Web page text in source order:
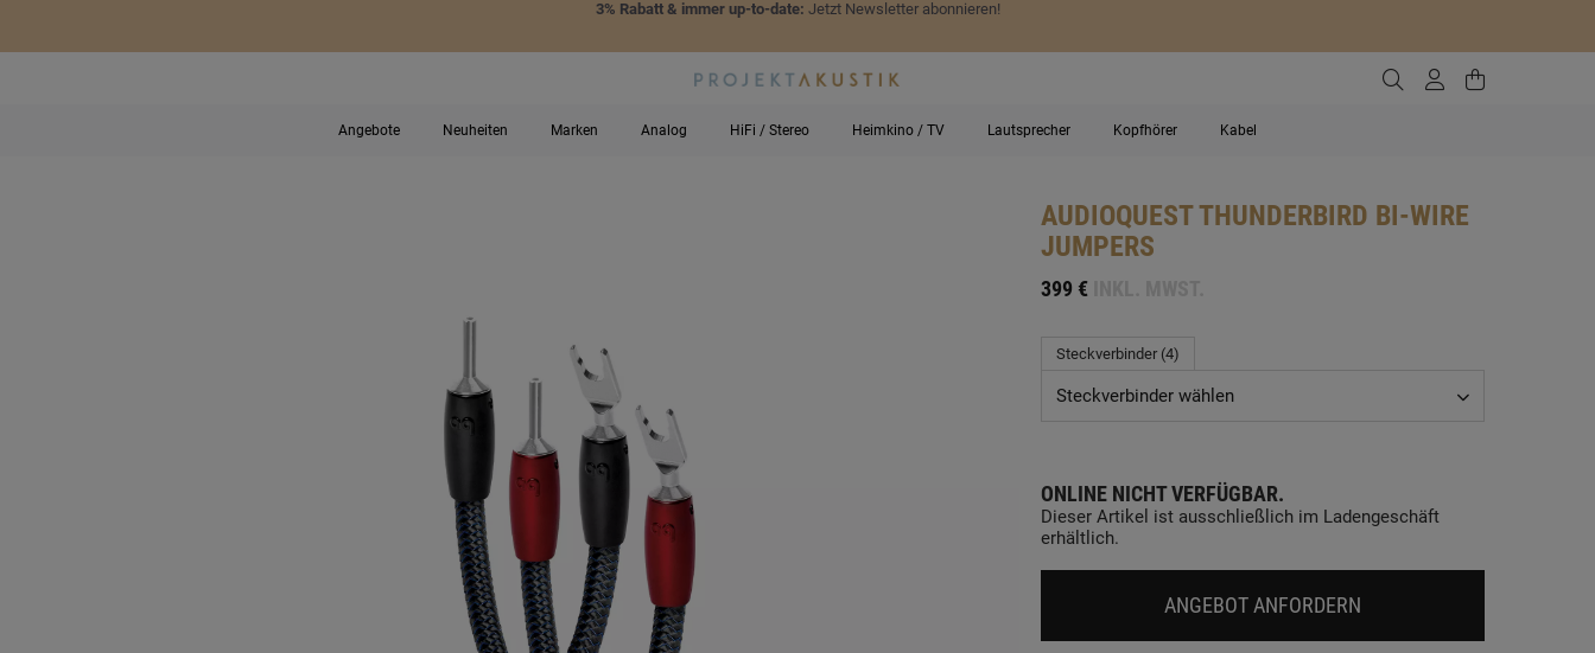
Zur Suche gehen
ZumZum
Angebote Neuheiten Marken Analog HiFi / Stereo Heimkino / TV Lautsprecher Kopfhörer Kabel
AUDIOQUESTTHUNDERBIRD BI-WIRE
JUMPERS
399 €
Steckverbinder (4)
Steckverbinder wählen
ONLINE NICHT VERFÜGBAR.
Dieser Artikel ist ausschließlich im Ladengeschäft
erhältlich.
ANGEBOT ANFORDERN